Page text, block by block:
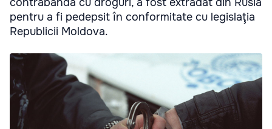
pentru a fi pedepsit în conformitate cu legislaţia
Republicii Moldova.